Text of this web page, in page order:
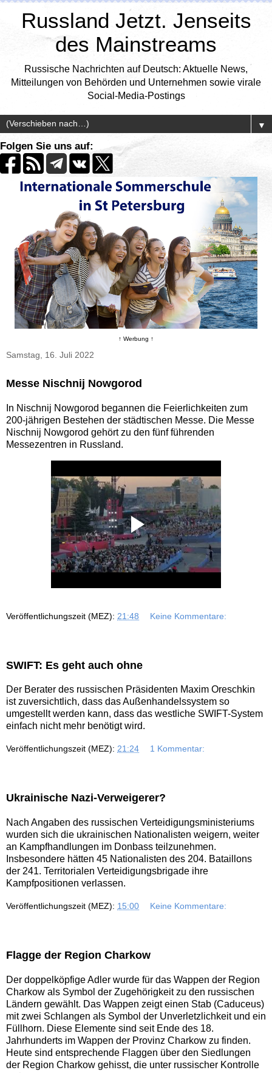
Russland Jetzt. Jenseits
des Mainstreams
Russische Nachrichten auf Deutsch: Aktuelle News,
Mitteilungen von Behörden und Unternehmen sowie virale
Social-Media-Postings
▼
Folgen Sie uns auf:
↑ Werbung ↑
Samstag, 16. Juli 2022
Messe Nischnij Nowgorod
In Nischnij Nowgorod begannen die Feierlichkeiten zum
200-jährigen Bestehen der städtischen Messe. Die Messe
Nischnij Nowgorod gehört zu den fünf führenden
Messezentren in Russland.
Veröffentlichungszeit (MEZ): 21:48 Keine Kommentare:
SWIFT: Es geht auch ohne
Der Berater des russischen Präsidenten Maxim Oreschkin
ist zuversichtlich, dass das Außenhandelssystem so
umgestellt werden kann, dass das westliche SWIFT-System
einfach nicht mehr benötigt wird.
Veröffentlichungszeit (MEZ): 21:24 1 Kommentar:
Ukrainische Nazi-Verweigerer?
Nach Angaben des russischen Verteidigungsministeriums
wurden sich die ukrainischen Nationalisten weigern, weiter
an Kampfhandlungen im Donbass teilzunehmen.
Insbesondere hätten 45 Nationalisten des 204. Bataillons
der 241. Territorialen Verteidigungsbrigade ihre
Kampfpositionen verlassen.
Veröffentlichungszeit (MEZ): 15:00 Keine Kommentare:
Flagge der Region Charkow
Der doppelköpfige Adler wurde für das Wappen der Region
Charkow als Symbol der Zugehörigkeit zu den russischen
Ländern gewählt. Das Wappen zeigt einen Stab (Caduceus)
mit zwei Schlangen als Symbol der Unverletzlichkeit und ein
Füllhorn. Diese Elemente sind seit Ende des 18.
Jahrhunderts im Wappen der Provinz Charkow zu finden.
Heute sind entsprechende Flaggen über den Siedlungen
der Region Charkow gehisst, die unter russischer Kontrolle